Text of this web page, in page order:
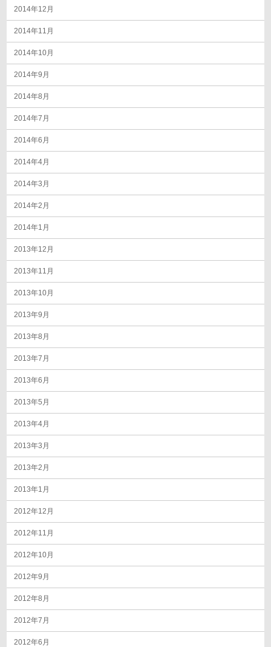
2014年12月
2014年11月
2014年10月
2014年9月
2014年8月
2014年7月
2014年6月
2014年4月
2014年3月
2014年2月
2014年1月
2013年12月
2013年11月
2013年10月
2013年9月
2013年8月
2013年7月
2013年6月
2013年5月
2013年4月
2013年3月
2013年2月
2013年1月
2012年12月
2012年11月
2012年10月
2012年9月
2012年8月
2012年7月
2012年6月